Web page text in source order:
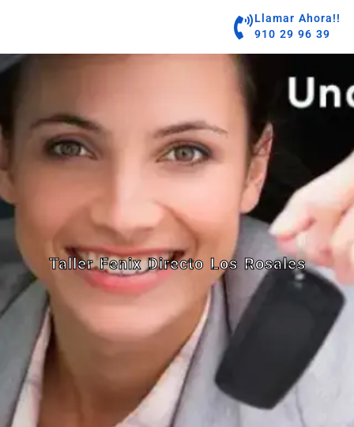
Llamar Ahora!!
910 29 96 39
Taller Fenix Directo Los Rosales